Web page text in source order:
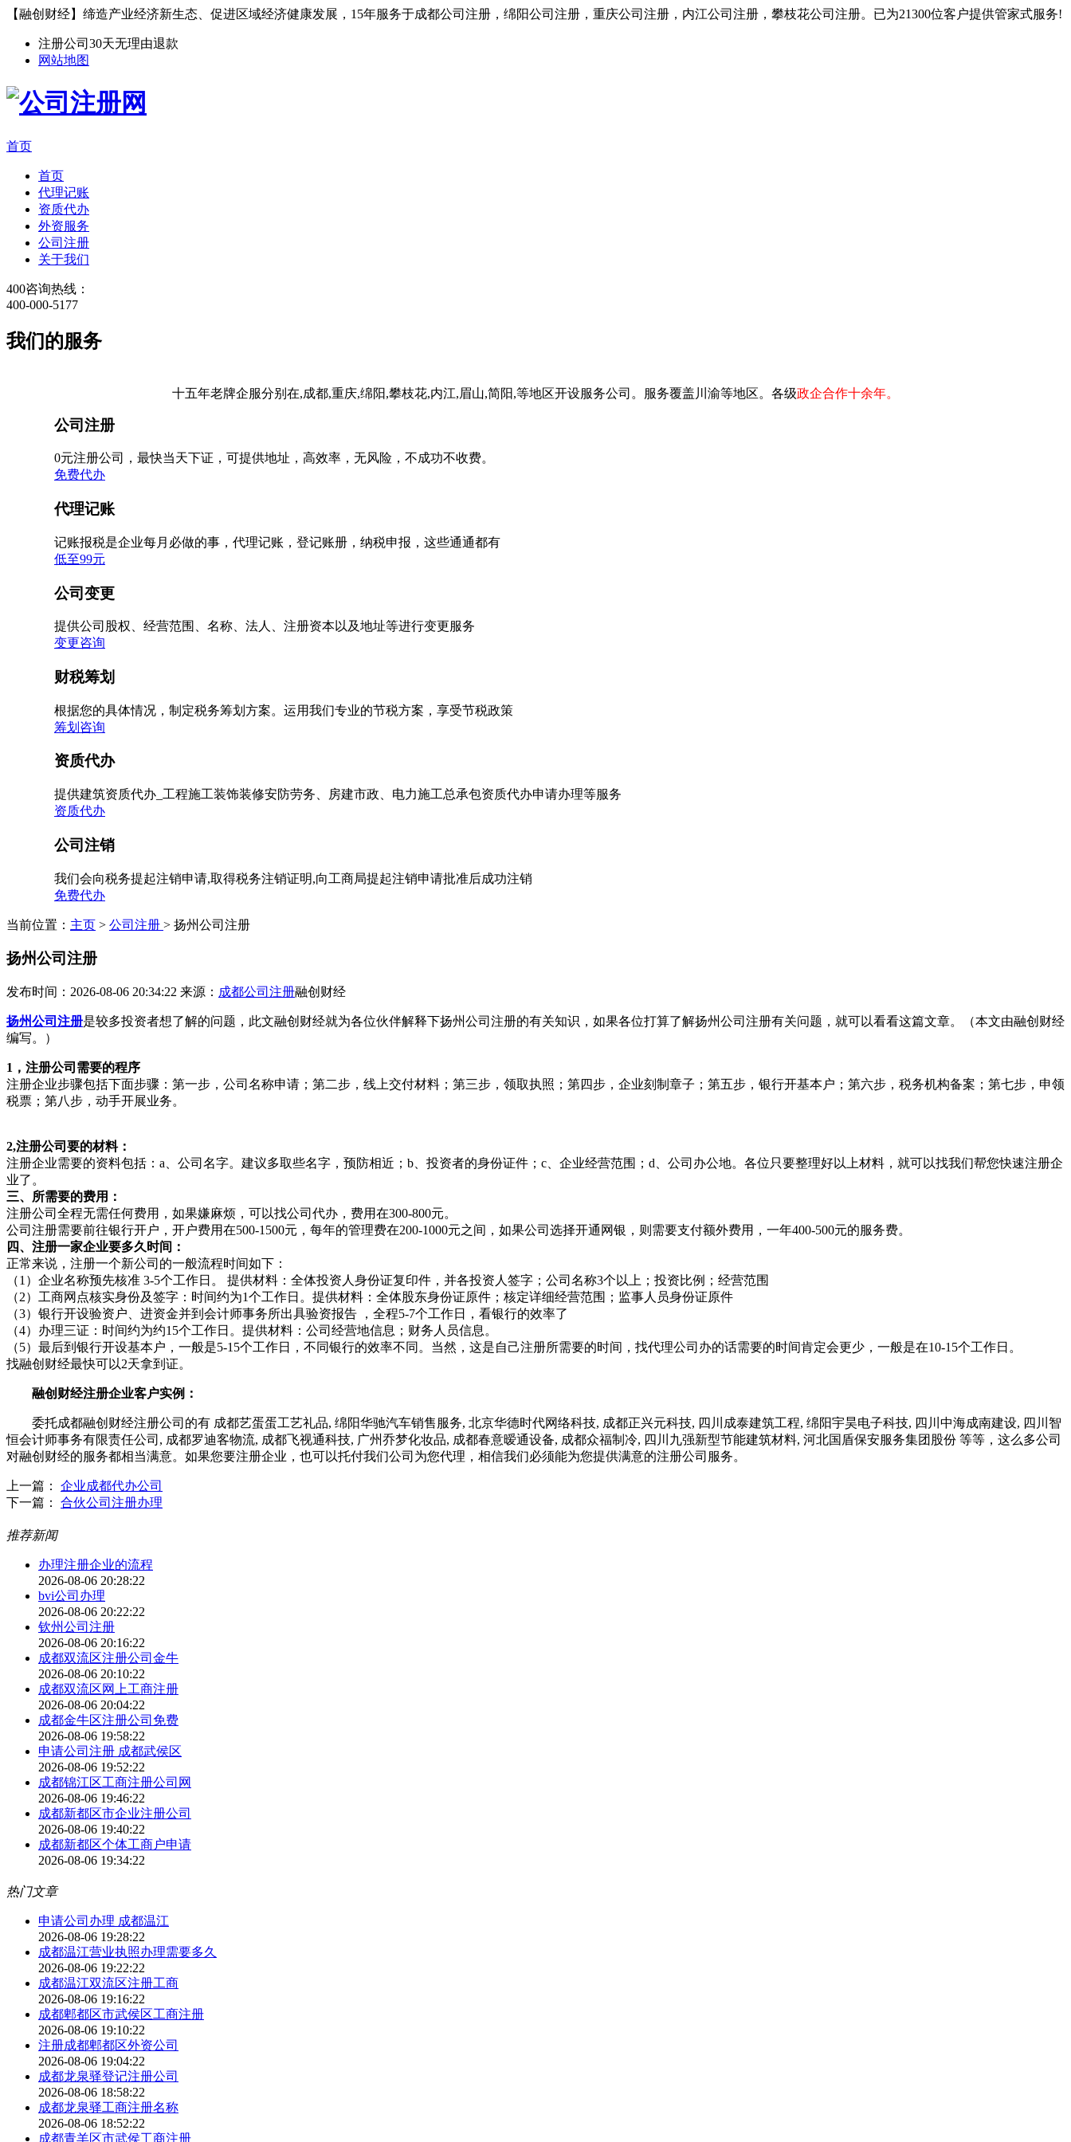
【融创财经】缔造产业经济新生态、促进区域经济健康发展，15年服务于成都公司注册，绵阳公司注册，重庆公司注册，内江公司注册，攀枝花公司注册。已为21300位客户提供管家式服务!
注册公司30天无理由退款
网站地图
首页
首页
代理记账
资质代办
外资服务
公司注册
关于我们
400咨询热线：
400-000-5177
我们的服务
十五年老牌企服分别在,成都,重庆,绵阳,攀枝花,内江,眉山,简阳,等地区开设服务公司。服务覆盖川渝等地区。各级政企合作十余年。
公司注册
0元注册公司，最快当天下证，可提供地址，高效率，无风险，不成功不收费。
免费代办
代理记账
记账报税是企业每月必做的事，代理记账，登记账册，纳税申报，这些通通都有
低至99元
公司变更
提供公司股权、经营范围、名称、法人、注册资本以及地址等进行变更服务
变更咨询
财税筹划
根据您的具体情况，制定税务筹划方案。运用我们专业的节税方案，享受节税政策
筹划咨询
资质代办
提供建筑资质代办_工程施工装饰装修安防劳务、房建市政、电力施工总承包资质代办申请办理等服务
资质代办
公司注销
我们会向税务提起注销申请,取得税务注销证明,向工商局提起注销申请批准后成功注销
免费代办
当前位置： 主页 > 公司注册 > 扬州公司注册
扬州公司注册
发布时间：2026-08-06 20:34:22 来源： 成都公司注册融创财经
扬州公司注册是较多投资者想了解的问题，此文融创财经就为各位伙伴解释下扬州公司注册的有关知识，如果各位打算了解扬州公司注册有关问题，就可以看看这篇文章。（本文由融创财经
编写。）
1，注册公司需要的程序
注册企业步骤包括下面步骤：第一步，公司名称申请；第二步，线上交付材料；第三步，领取执照；第四步，企业刻制章子；第五步，银行开基本户；第六步，税务机构备案；第七步，申领
税票；第八步，动手开展业务。
2,注册公司要的材料：
注册企业需要的资料包括：a、公司名字。建议多取些名字，预防相近；b、投资者的身份证件；c、企业经营范围；d、公司办公地。各位只要整理好以上材料，就可以找我们帮您快速注册企
业了。
三、所需要的费用：
注册公司全程无需任何费用，如果嫌麻烦，可以找公司代办，费用在300-800元。
公司注册需要前往银行开户，开户费用在500-1500元，每年的管理费在200-1000元之间，如果公司选择开通网银，则需要支付额外费用，一年400-500元的服务费。
四、注册一家企业要多久时间：
正常来说，注册一个新公司的一般流程时间如下：
（1）企业名称预先核准 3-5个工作日。 提供材料：全体投资人身份证复印件，并各投资人签字；公司名称3个以上；投资比例；经营范围
（2）工商网点核实身份及签字：时间约为1个工作日。提供材料：全体股东身份证原件；核定详细经营范围；监事人员身份证原件
（3）银行开设验资户、进资金并到会计师事务所出具验资报告 ，全程5-7个工作日，看银行的效率了
（4）办理三证：时间约为约15个工作日。提供材料：公司经营地信息；财务人员信息。
（5）最后到银行开设基本户，一般是5-15个工作日，不同银行的效率不同。当然，这是自己注册所需要的时间，找代理公司办的话需要的时间肯定会更少，一般是在10-15个工作日。
找融创财经最快可以2天拿到证。
融创财经注册企业客户实例：
委托成都融创财经注册公司的有 成都艺蛋蛋工艺礼品, 绵阳华驰汽车销售服务, 北京华德时代网络科技, 成都正兴元科技, 四川成泰建筑工程, 绵阳宇昊电子科技, 四川中海成南建设, 四川智
恒会计师事务有限责任公司, 成都罗迪客物流, 成都飞视通科技, 广州乔梦化妆品, 成都春意暧通设备, 成都众福制冷, 四川九强新型节能建筑材料, 河北国盾保安服务集团股份 等等，这么多公司
对融创财经的服务都相当满意。如果您要注册企业，也可以托付我们公司为您代理，相信我们必须能为您提供满意的注册公司服务。
上一篇： 企业成都代办公司
下一篇： 合伙公司注册办理
推荐新闻
办理注册企业的流程
2026-08-06 20:28:22
bvi公司办理
2026-08-06 20:22:22
钦州公司注册
2026-08-06 20:16:22
成都双流区注册公司金牛
2026-08-06 20:10:22
成都双流区网上工商注册
2026-08-06 20:04:22
成都金牛区注册公司免费
2026-08-06 19:58:22
申请公司注册 成都武侯区
2026-08-06 19:52:22
成都锦江区工商注册公司网
2026-08-06 19:46:22
成都新都区市企业注册公司
2026-08-06 19:40:22
成都新都区个体工商户申请
2026-08-06 19:34:22
热门文章
申请公司办理 成都温江
2026-08-06 19:28:22
成都温江营业执照办理需要多久
2026-08-06 19:22:22
成都温江双流区注册工商
2026-08-06 19:16:22
成都郫都区市武侯区工商注册
2026-08-06 19:10:22
注册成都郫都区外资公司
2026-08-06 19:04:22
成都龙泉驿登记注册公司
2026-08-06 18:58:22
成都龙泉驿工商注册名称
2026-08-06 18:52:22
成都青羊区市武侯工商注册